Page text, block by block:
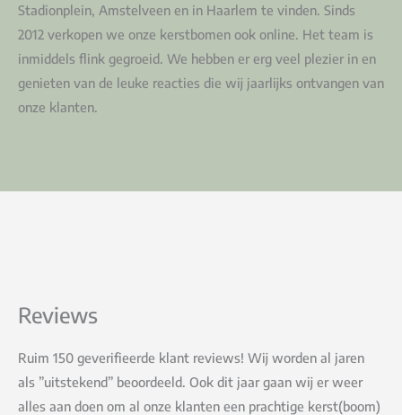
Stadionplein, Amstelveen en in Haarlem te vinden. Sinds
2012 verkopen we onze kerstbomen ook online. Het team is
inmiddels flink gegroeid. We hebben er erg veel plezier in en
genieten van de leuke reacties die wij jaarlijks ontvangen van
onze klanten.
Reviews
Ruim 150 geverifieerde klant reviews! Wij worden al jaren
als ”uitstekend” beoordeeld. Ook dit jaar gaan wij er weer
alles aan doen om al onze klanten een prachtige kerst(boom)